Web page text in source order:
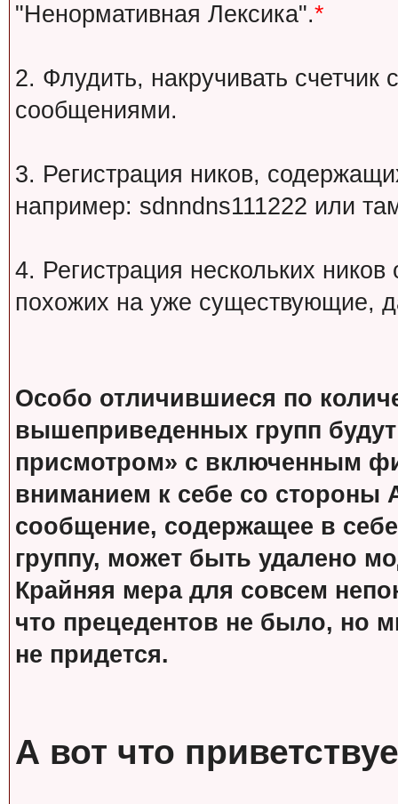
"Ненормативная Лексика".*
2. Флудить, накручивать
сообщениями.
3. Регистрация ников,
например: sdnndns111222 или
4. Регистрация нескольких
похожих на уже существующие,
Особо отличившиеся по
вышеприведенных групп
присмотром» с включенным
вниманием к себе со стороны
сообщение, содержащее в
группу, может быть удалено
Крайняя мера для совсем
что прецедентов не было, но
не придется.
А вот что